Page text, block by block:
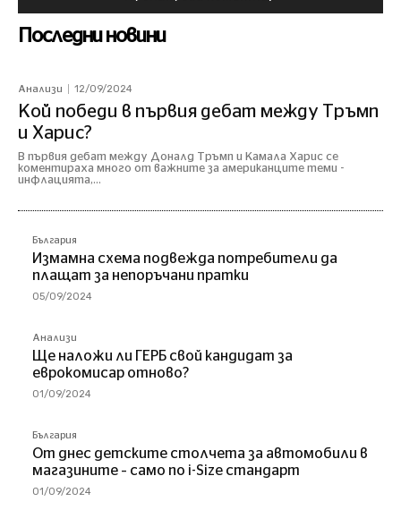
Последни новини
Анализи 12/09/2024
Кой победи в първия дебат между Тръмп
и Харис?
В първия дебат между Доналд Тръмп и Камала Харис се
коментираха много от важните за американците теми -
инфлацията,...
България
Измамна схема подвежда потребители да
плащат за непоръчани пратки
05/09/2024
Анализи
Ще наложи ли ГЕРБ свой кандидат за
еврокомисар отново?
01/09/2024
България
От днес детските столчета за автомобили в
магазините – само по i-Size стандарт
01/09/2024